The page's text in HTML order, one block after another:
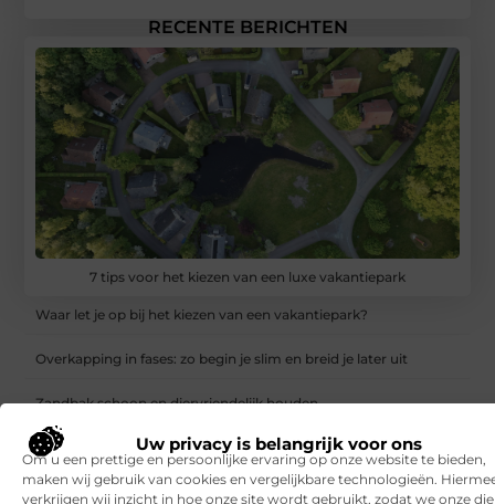
Uw privacy is belangrijk voor ons
Om u een prettige en persoonlijke ervaring op onze website te bieden,
maken wij gebruik van cookies en vergelijkbare technologieën.
verkrijgen wij inzicht in hoe onze site wordt gebruikt, zodat we onze
RECENTE BERICHTEN
7 tips voor het kiezen van een luxe vakantiepark
Waar let je op bij het kiezen van een vakantiepark?
Overkapping in fases: zo begin je slim en breid je later uit
Zandbak schoon en diervriendelijk houden
Vind de perfecte garage in Eerbeek
Aanrijdbeveiliging: voorkom schade, stilstand en onveilige